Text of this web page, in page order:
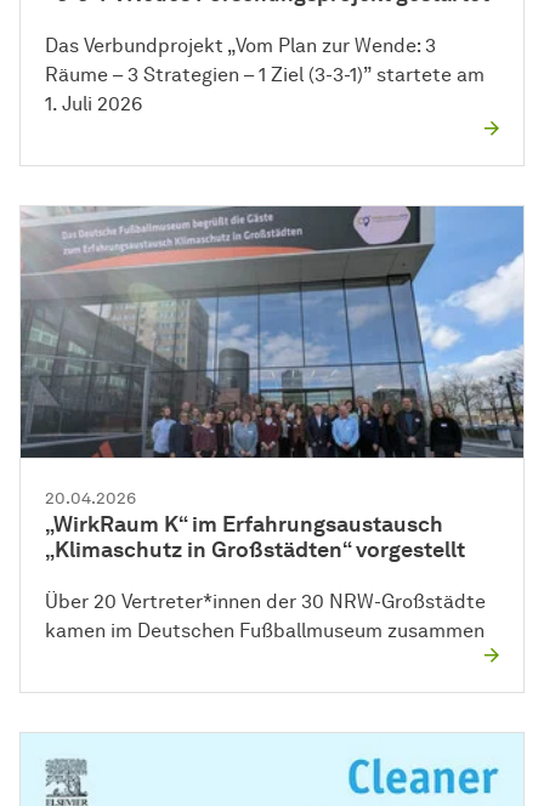
Das Verbundprojekt „Vom Plan zur Wende: 3
Räume – 3 Strategien – 1 Ziel (3-3-1)” startete am
1. Juli 2026
20.04.2026
„WirkRaum K“ im Erfahrungsaustausch
„Klimaschutz in Großstädten“ vorgestellt
Über 20 Vertreter*innen der 30 NRW-Großstädte
kamen im Deutschen Fußballmuseum zusammen